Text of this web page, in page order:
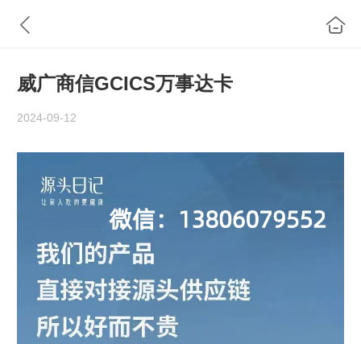
威广商信GCICS万事达卡
2024-09-12